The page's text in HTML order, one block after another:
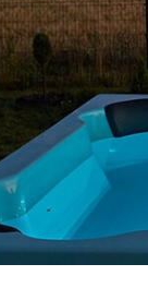
Der
Grundlage
Schönheit
April 18, 2020
Vorteile der
hölzernen
Ofen
April 18, 2020